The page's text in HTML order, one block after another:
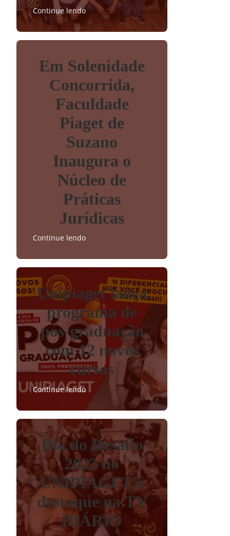
Continue lendo
Em Solenidade
Concorrida,
Faculdade
Piaget de
Suzano
Inaugura o
Núcleo de
Práticas
Jurídicas
Continue lendo
Unipiaget lança
programa de
pós-graduação
com 12 novos
cursos
Continue lendo
Dia do Desafio
2023 no
UNIPIAGET é
destaque na TV
DIÁRIO